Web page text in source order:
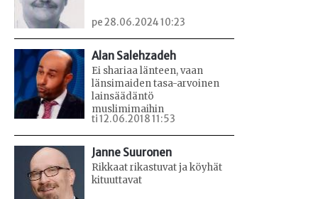
pe 28.06.2024 10:23
Alan Salehzadeh
Ei shariaa länteen, vaan
länsimaiden tasa-arvoinen
lainsäädäntö
muslimimaihin
ti 12.06.2018 11:53
Janne Suuronen
Rikkaat rikastuvat ja köyhät
kituuttavat